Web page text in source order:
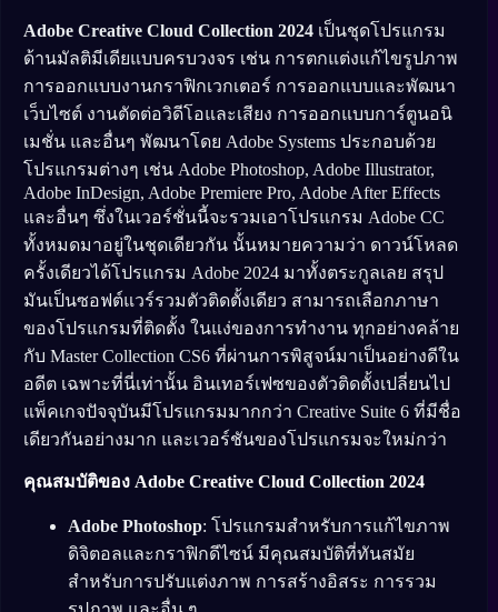
Adobe Creative Cloud Collection 2024 เป็นชุดโปรแกรม
ด้านมัลติมีเดียแบบครบวงจร เช่น การตกแต่งแก้ไขรูปภาพ
การออกแบบงานกราฟิกเวกเตอร์ การออกแบบและพัฒนา
เว็บไซต์ งานตัดต่อวิดีโอและเสียง การออกแบบการ์ตูนอนิ
เมชั่น และอื่นๆ พัฒนาโดย Adobe Systems ประกอบด้วย
โปรแกรมต่างๆ เช่น Adobe Photoshop, Adobe Illustrator,
Adobe InDesign, Adobe Premiere Pro, Adobe After Effects
และอื่นๆ ซึ่งในเวอร์ชั่นนี้จะรวมเอาโปรแกรม Adobe CC
ทั้งหมดมาอยู่ในชุดเดียวกัน นั้นหมายความว่า ดาวน์โหลด
ครั้งเดียวได้โปรแกรม Adobe 2024 มาทั้งตระกูลเลย สรุป
มันเป็นซอฟต์แวร์รวมตัวติดตั้งเดียว สามารถเลือกภาษา
ของโปรแกรมที่ติดตั้ง ในแง่ของการทำงาน ทุกอย่างคล้าย
กับ Master Collection CS6 ที่ผ่านการพิสูจน์มาเป็นอย่างดีใน
อดีต เฉพาะที่นี่เท่านั้น อินเทอร์เฟซของตัวติดตั้งเปลี่ยนไป
แพ็คเกจปัจจุบันมีโปรแกรมมากกว่า Creative Suite 6 ที่มีชื่อ
เดียวกันอย่างมาก และเวอร์ชันของโปรแกรมจะใหม่กว่า
คุณสมบัติของ Adobe Creative Cloud Collection 2024
Adobe Photoshop: โปรแกรมสำหรับการแก้ไขภาพ
ดิจิตอลและกราฟิกดีไซน์ มีคุณสมบัติที่ทันสมัย
สำหรับการปรับแต่งภาพ การสร้างอิสระ การรวม